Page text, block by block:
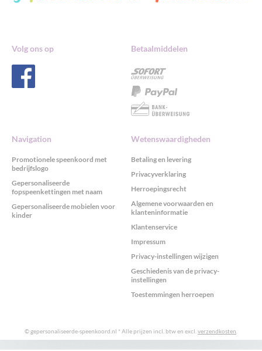
Volg ons op Betaalmiddelen
Navigation
Promotionele speenkoord met
bedrijfslogo
Gepersonaliseerde
fopspeenkettingen met naam
Gepersonaliseerde mobielen voor
kinder
Wetenswaardigheden
Betaling en levering
Privacyverklaring
Herroepingsrecht
Algemene voorwaarden en
klanteninformatie
Klantenservice
Impressum
Privacy-instellingen wijzigen
Geschiedenis van de privacy-
instellingen
Toestemmingen herroepen
© gepersonaliseerde-speenkoord.nl * Alle prijzen incl. btw en excl. verzendkosten